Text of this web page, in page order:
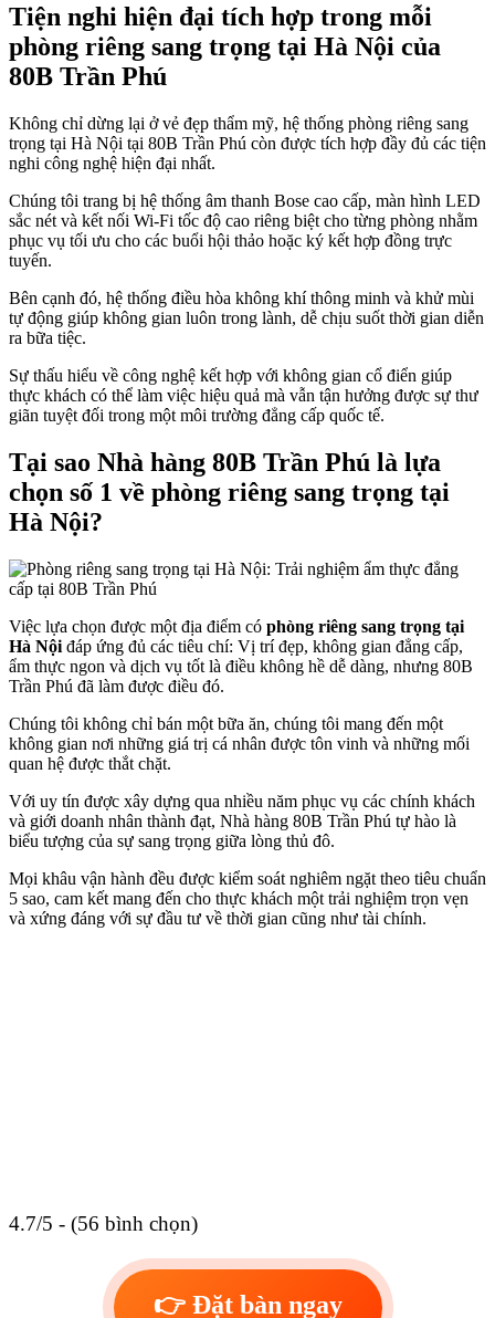
Tiện nghi hiện đại tích hợp trong mỗi
phòng riêng sang trọng tại Hà Nội của
80B Trần Phú
Không chỉ dừng lại ở vẻ đẹp thẩm mỹ, hệ thống phòng riêng sang
trọng tại Hà Nội tại 80B Trần Phú còn được tích hợp đầy đủ các tiện
nghi công nghệ hiện đại nhất.
Chúng tôi trang bị hệ thống âm thanh Bose cao cấp, màn hình LED
sắc nét và kết nối Wi-Fi tốc độ cao riêng biệt cho từng phòng nhằm
phục vụ tối ưu cho các buổi hội thảo hoặc ký kết hợp đồng trực
tuyến.
Bên cạnh đó, hệ thống điều hòa không khí thông minh và khử mùi
tự động giúp không gian luôn trong lành, dễ chịu suốt thời gian diễn
ra bữa tiệc.
Sự thấu hiểu về công nghệ kết hợp với không gian cổ điển giúp
thực khách có thể làm việc hiệu quả mà vẫn tận hưởng được sự thư
giãn tuyệt đối trong một môi trường đẳng cấp quốc tế.
Tại sao Nhà hàng 80B Trần Phú là lựa
chọn số 1 về phòng riêng sang trọng tại
Hà Nội?
Việc lựa chọn được một địa điểm có phòng riêng sang trọng tại
Hà Nội đáp ứng đủ các tiêu chí: Vị trí đẹp, không gian đẳng cấp,
ẩm thực ngon và dịch vụ tốt là điều không hề dễ dàng, nhưng 80B
Trần Phú đã làm được điều đó.
Chúng tôi không chỉ bán một bữa ăn, chúng tôi mang đến một
không gian nơi những giá trị cá nhân được tôn vinh và những mối
quan hệ được thắt chặt.
Với uy tín được xây dựng qua nhiều năm phục vụ các chính khách
và giới doanh nhân thành đạt, Nhà hàng 80B Trần Phú tự hào là
biểu tượng của sự sang trọng giữa lòng thủ đô.
Mọi khâu vận hành đều được kiểm soát nghiêm ngặt theo tiêu chuẩn
5 sao, cam kết mang đến cho thực khách một trải nghiệm trọn vẹn
và xứng đáng với sự đầu tư về thời gian cũng như tài chính.
4.7/5 - (56 bình chọn)
👉 Đặt bàn ngay